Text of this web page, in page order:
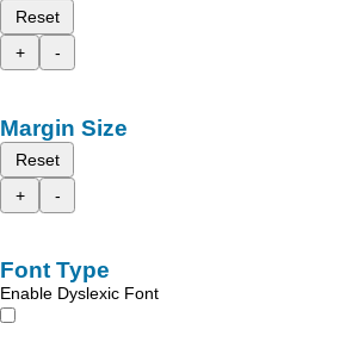
Reset
+
-
Margin Size
Reset
+
-
Font Type
Enable Dyslexic Font